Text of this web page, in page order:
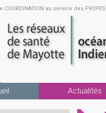
COORDINATION au service des
Actualités